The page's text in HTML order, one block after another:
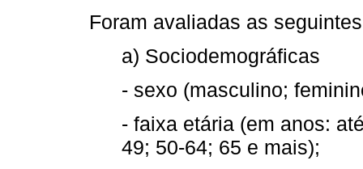
Foram avaliadas as
a) Sociodemográficas
- sexo (masculino;
- faixa etária (em anos:
49; 50-64; 65 e mais);